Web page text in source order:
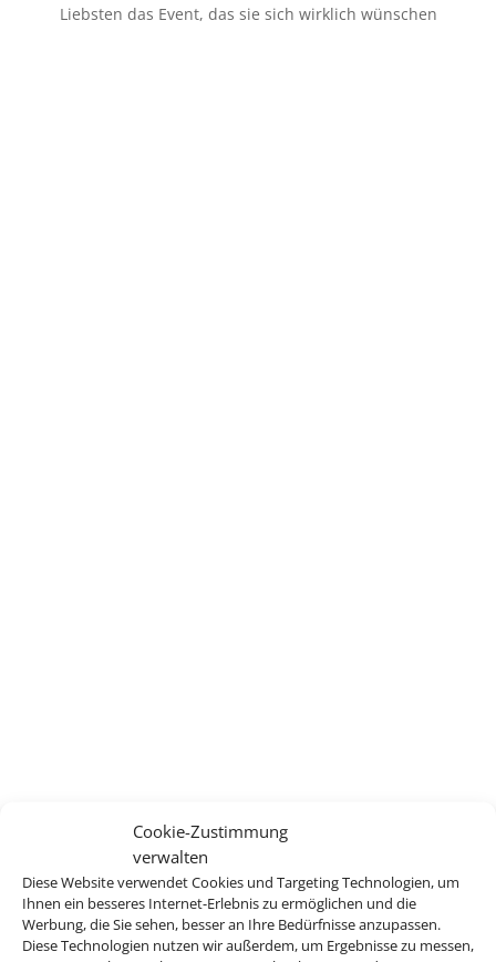
Cookie-Zustimmung
verwalten
Diese Website verwendet Cookies und Targeting Technologien, um
Ihnen ein besseres Internet-Erlebnis zu ermöglichen und die
Werbung, die Sie sehen, besser an Ihre Bedürfnisse anzupassen.
Diese Technologien nutzen wir außerdem, um Ergebnisse zu messen,
Liebsten das Event, das sie sich wirklich wünschen